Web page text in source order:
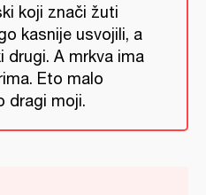
koji znači žuti
kasnije usvojili, a
drugi. A mrkva ima
Eto malo
dragi moji.